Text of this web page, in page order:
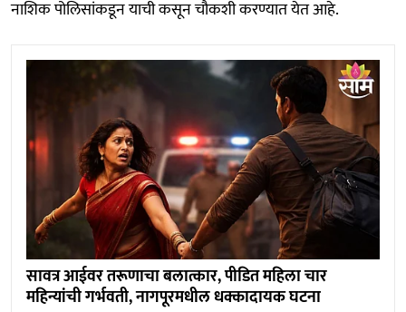
नाशिक पोलिसांकडून याची कसून चौकशी करण्यात येत आहे.
सावत्र आईवर तरूणाचा बलात्कार, पीडित महिला चार
महिन्यांची गर्भवती, नागपूरमधील धक्कादायक घटना